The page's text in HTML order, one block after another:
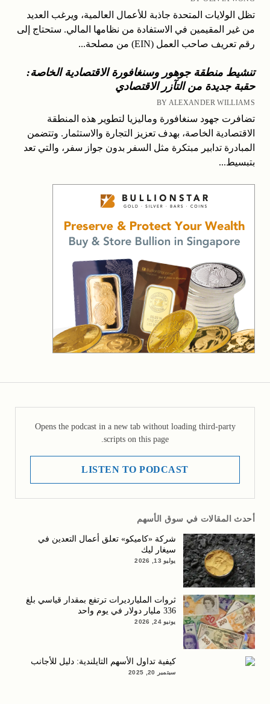
تظل الولايات المتحدة جاذبة للأعمال العالمية، ويرغب العديد
من غير المقيمين في الاستفادة من نظامها المالي. ستحتاج إلى
رقم تعريف صاحب العمل (EIN) من مصلحة...
تنشيط منطقة جوهور وسنغافورة الاقتصادية الخاصة:
حقبة جديدة من التآزر الاقتصادي
BY ALEXANDER WILLIAMS
تضافرت جهود سنغافورة وماليزيا لتطوير هذه المنطقة
الاقتصادية الخاصة، بهدف تعزيز التجارة والاستثمار. وتتضمن
المبادرة تدابير مبتكرة مثل السفر بدون جواز سفر، والتي تعد
بتبسيط...
Opens the podcast in a new tab without loading third-party
scripts on this page.
LISTEN TO PODCAST
أحدث المقالات في سوق الأسهم
شركة «كاميكو» تعلق أعمال التعدين في
سيغار ليك
يوليو 13, 2026
ثروات المليارديرات ترتفع بمقدار قياسي بلغ
336 مليار دولار في يوم واحد
يونيو 24, 2026
كيفية تداول الأسهم التايلندية: دليل للأجانب
سبتمبر 20, 2025